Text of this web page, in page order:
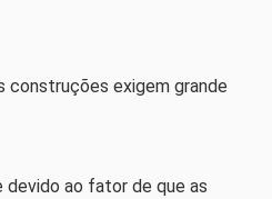
construções exigem grande
devido ao fator de que as